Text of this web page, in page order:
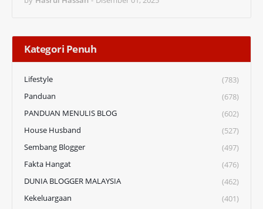
Kategori Penuh
Lifestyle
(783)
Panduan
(678)
PANDUAN MENULIS BLOG
(602)
House Husband
(527)
Sembang Blogger
(497)
Fakta Hangat
(476)
DUNIA BLOGGER MALAYSIA
(462)
Kekeluargaan
(401)